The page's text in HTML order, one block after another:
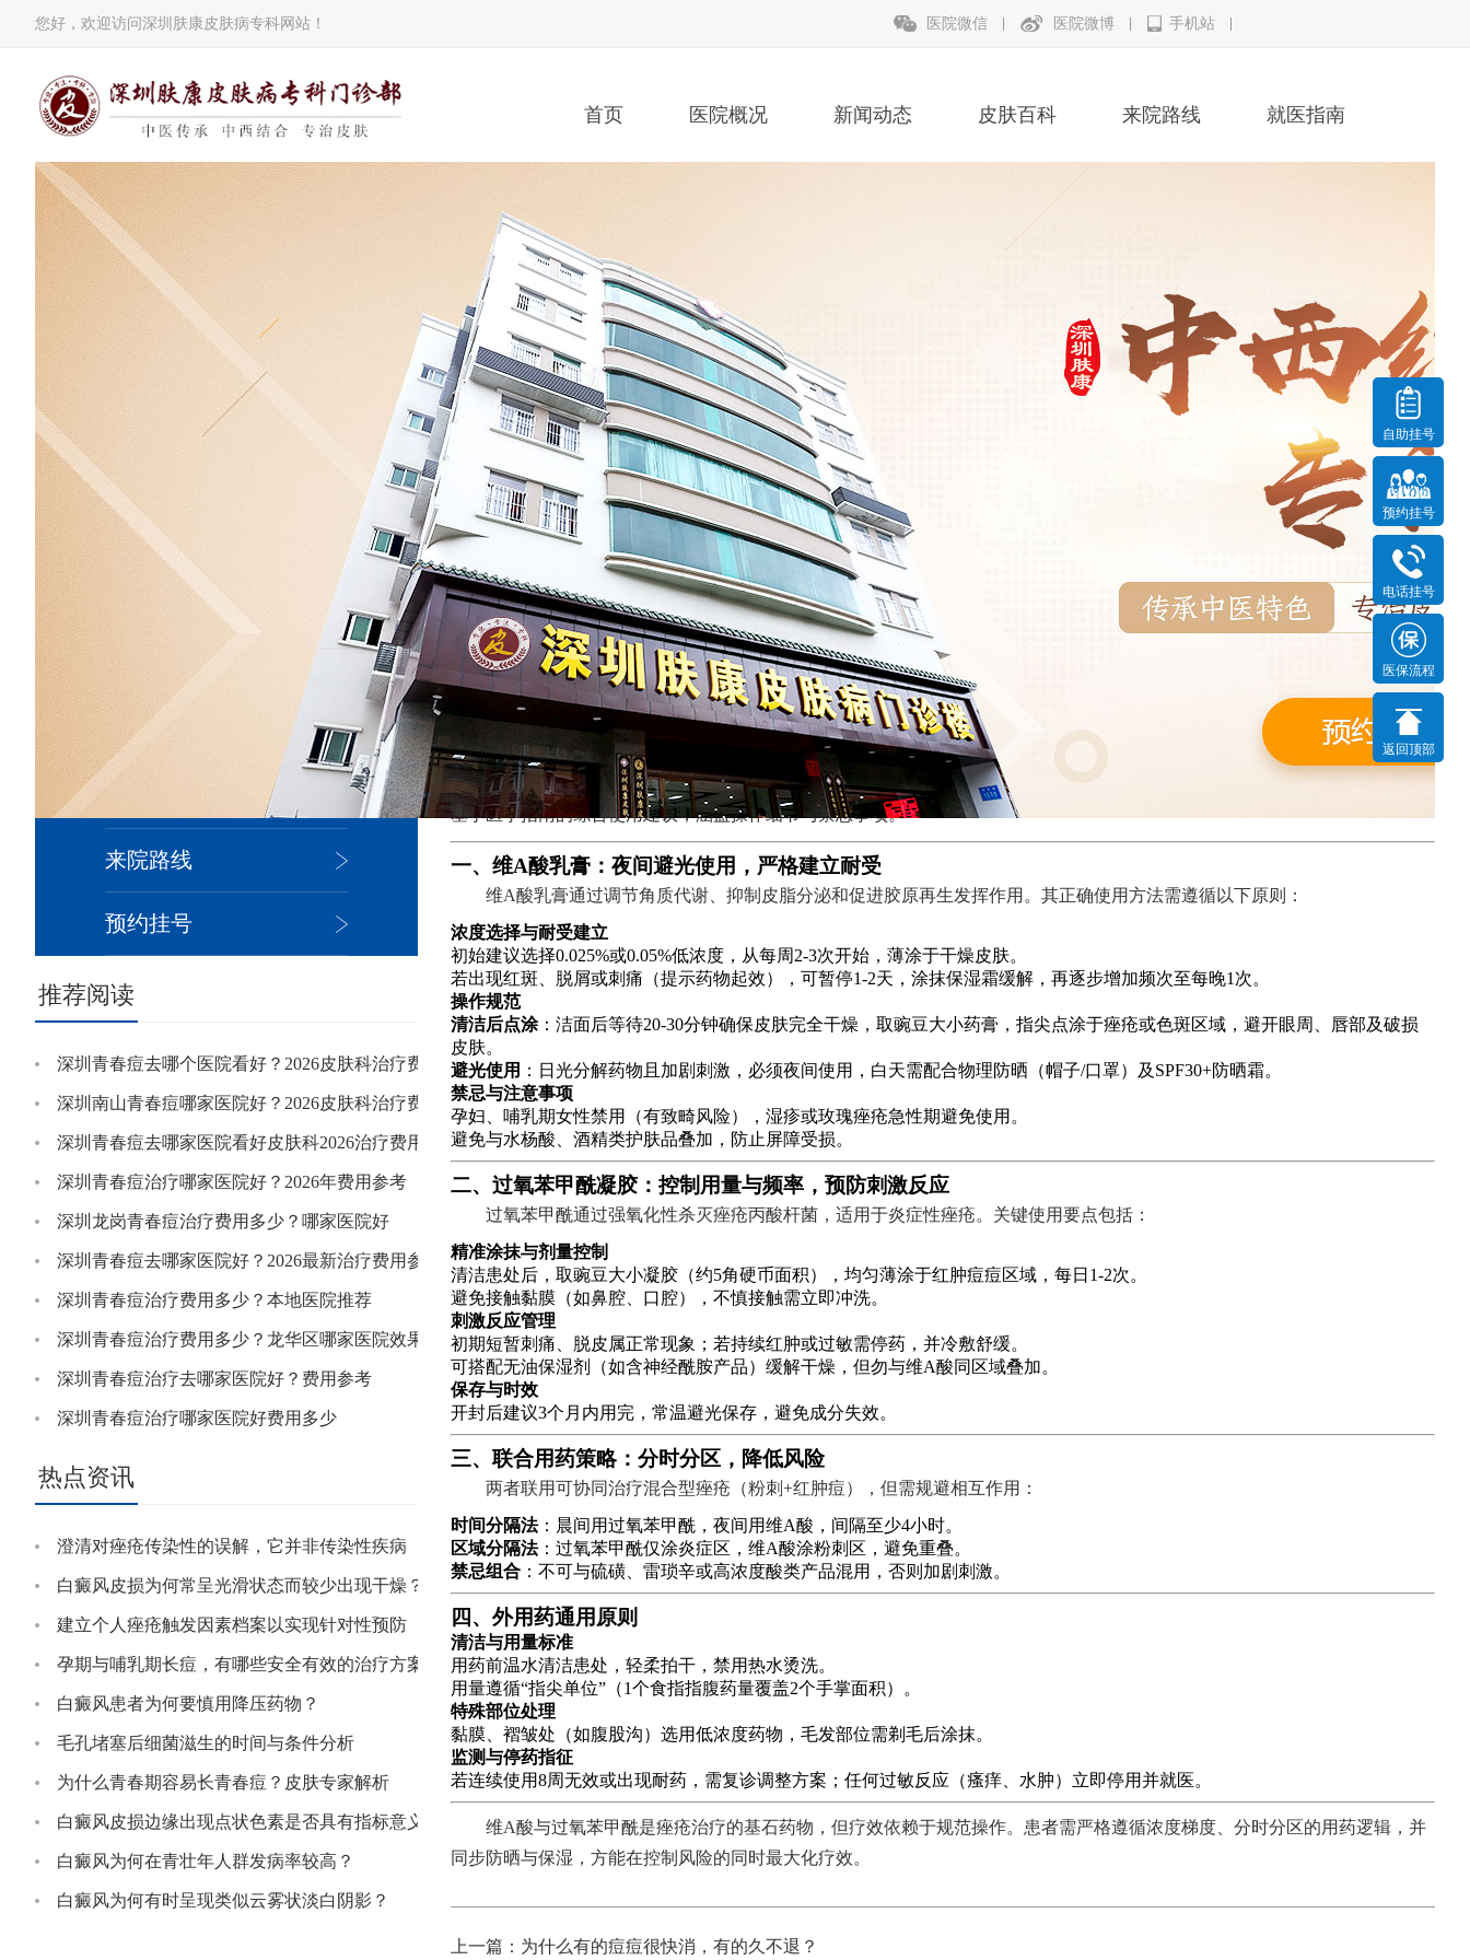
您好，欢迎访问深圳肤康皮肤病专科网站！ 医院微信 医院微博 手机站
首页 医院概况 新闻动态 皮肤百科 来院路线 就医指南
院内新闻
医生团队
来院路线
预约挂号
推荐阅读
深圳青春痘去哪个医院看好？2026皮肤科治疗费用参考指南
深圳南山青春痘哪家医院好？2026皮肤科治疗费用明细
深圳青春痘去哪家医院看好皮肤科2026治疗费用参考
深圳青春痘治疗哪家医院好？2026年费用参考
深圳龙岗青春痘治疗费用多少？哪家医院好
深圳青春痘去哪家医院好？2026最新治疗费用参考
深圳青春痘治疗费用多少？本地医院推荐
深圳青春痘治疗费用多少？龙华区哪家医院效果好
深圳青春痘治疗去哪家医院好？费用参考
深圳青春痘治疗哪家医院好费用多少
热点资讯
澄清对痤疮传染性的误解，它并非传染性疾病
白癜风皮损为何常呈光滑状态而较少出现干燥？
建立个人痤疮触发因素档案以实现针对性预防
孕期与哺乳期长痘，有哪些安全有效的治疗方案？
白癜风患者为何要慎用降压药物？
毛孔堵塞后细菌滋生的时间与条件分析
为什么青春期容易长青春痘？皮肤专家解析
白癜风皮损边缘出现点状色素是否具有指标意义？
白癜风为何在青壮年人群发病率较高？
白癜风为何有时呈现类似云雾状淡白阴影？
您现在的位置： 深圳肤康皮肤病专科 > 皮肤百科 > 青春痘 >
外用药使用指南：维A酸、过氧苯甲酰的正确涂抹方法
文章来源：深圳肤康皮肤病专科
规范使用外用药是确保疗效与安全的核心环节，尤其对于维A酸乳膏和过氧苯甲酰凝胶这类常用于痤疮治疗的药物。以下是
基于医学指南的综合使用建议，涵盖操作细节与禁忌事项。
一、维A酸乳膏：夜间避光使用，严格建立耐受
维A酸乳膏通过调节角质代谢、抑制皮脂分泌和促进胶原再生发挥作用。其正确使用方法需遵循以下原则：
浓度选择与耐受建立
初始建议选择0.025%或0.05%低浓度，从每周2-3次开始，薄涂于干燥皮肤。
若出现红斑、脱屑或刺痛（提示药物起效），可暂停1-2天，涂抹保湿霜缓解，再逐步增加频次至每晚1次。
操作规范
清洁后点涂：洁面后等待20-30分钟确保皮肤完全干燥，取豌豆大小药膏，指尖点涂于痤疮或色斑区域，避开眼周、唇部及破损
皮肤。
避光使用 ：日光分解药物且加剧刺激，必须夜间使用，白天需配合物理防晒（帽子/口罩）及SPF30+防晒霜。
禁忌与注意事项
孕妇、哺乳期女性禁用（有致畸风险），湿疹或玫瑰痤疮急性期避免使用。
避免与水杨酸、酒精类护肤品叠加，防止屏障受损。
二、过氧苯甲酰凝胶：控制用量与频率，预防刺激反应
过氧苯甲酰通过强氧化性杀灭痤疮丙酸杆菌，适用于炎症性痤疮。关键使用要点包括：
精准涂抹与剂量控制
清洁患处后，取豌豆大小凝胶（约5角硬币面积），均匀薄涂于红肿痘痘区域，每日1-2次。
避免接触黏膜（如鼻腔、口腔），不慎接触需立即冲洗。
刺激反应管理
初期短暂刺痛、脱皮属正常现象；若持续红肿或过敏需停药，并冷敷舒缓。
可搭配无油保湿剂（如含神经酰胺产品）缓解干燥，但勿与维A酸同区域叠加。
保存与时效
开封后建议3个月内用完，常温避光保存，避免成分失效。
三、联合用药策略：分时分区，降低风险
两者联用可协同治疗混合型痤疮（粉刺+红肿痘），但需规避相互作用：
时间分隔法：晨间用过氧苯甲酰，夜间用维A酸，间隔至少4小时。
区域分隔法：过氧苯甲酰仅涂炎症区，维A酸涂粉刺区，避免重叠。
禁忌组合 ：不可与硫磺、雷琐辛或高浓度酸类产品混用，否则加剧刺激。
四、外用药通用原则
清洁与用量标准
用药前温水清洁患处，轻柔拍干，禁用热水烫洗。
用量遵循“指尖单位”（1个食指指腹药量覆盖2个手掌面积）。
特殊部位处理
黏膜、褶皱处（如腹股沟）选用低浓度药物，毛发部位需剃毛后涂抹。
监测与停药指征
若连续使用8周无效或出现耐药，需复诊调整方案；任何过敏反应（瘙痒、水肿）立即停用并就医。
维A酸与过氧苯甲酰是痤疮治疗的基石药物，但疗效依赖于规范操作。患者需严格遵循浓度梯度、分时分区的用药逻辑，并
同步防晒与保湿，方能在控制风险的同时最大化疗效。
上一篇： 为什么有的痘痘很快消，有的久不退？
自助挂号
预约挂号
电话挂号
医保流程
返回顶部